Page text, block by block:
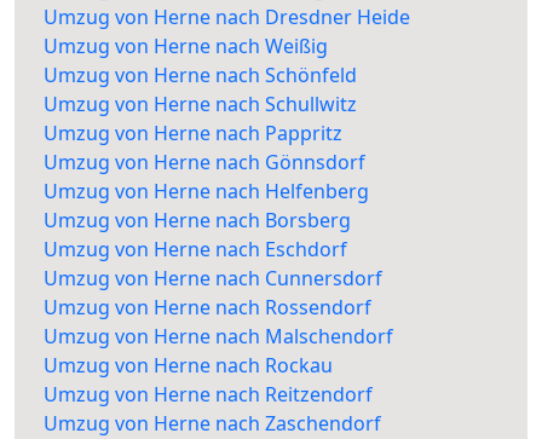
Umzug von Herne nach Dresdner Heide
Umzug von Herne nach Weißig
Umzug von Herne nach Schönfeld
Umzug von Herne nach Schullwitz
Umzug von Herne nach Pappritz
Umzug von Herne nach Gönnsdorf
Umzug von Herne nach Helfenberg
Umzug von Herne nach Borsberg
Umzug von Herne nach Eschdorf
Umzug von Herne nach Cunnersdorf
Umzug von Herne nach Rossendorf
Umzug von Herne nach Malschendorf
Umzug von Herne nach Rockau
Umzug von Herne nach Reitzendorf
Umzug von Herne nach Zaschendorf